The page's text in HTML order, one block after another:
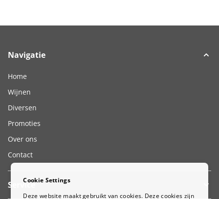
Navigatie
Home
Wijnen
Diversen
Promoties
Over ons
Contact
ServiceCookie Settings
Deze website maakt gebruikt van cookies. Deze cookies zijn